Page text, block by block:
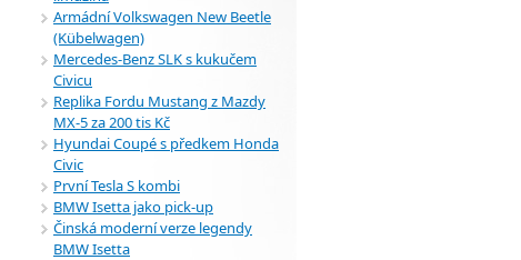
Armádní Volkswagen New Beetle
(Kübelwagen)
Mercedes-Benz SLK s kukučem
Civicu
Replika Fordu Mustang z Mazdy
MX-5 za 200 tis Kč
Hyundai Coupé s předkem Honda
Civic
První Tesla S kombi
BMW Isetta jako pick-up
Činská moderní verze legendy
BMW Isetta